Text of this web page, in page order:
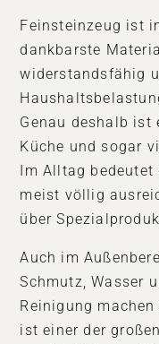
Feinsteinzeug ist
dankbarste
widerstandsfähig
Genau deshalb ist
Küche und sogar
Im Alltag bedeutet
meist völlig
über
Auch im
Schmutz, Wasser
Reinigung
ist einer der